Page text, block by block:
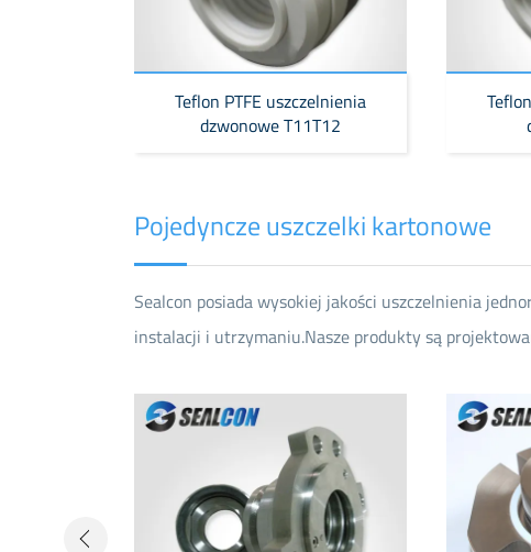
Teflon PTFE uszczelnienia
dzwonowe T11T12
Pojedyncze uszczelki kartonowe
Sealcon posiada wysokiej jakości uszczelnienia
instalacji i utrzymaniu.Nasze produkty są